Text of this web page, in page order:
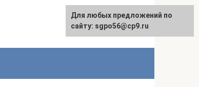
English
Для любых предложений по
сайту: sgpo56@cp9.ru